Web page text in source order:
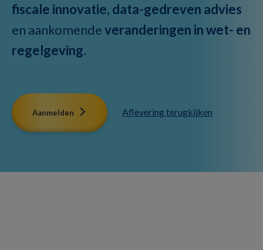
fiscale innovatie, data-gedreven advies
en aankomendeveranderingen in wet- en
regelgeving.
Aanmelden Aflevering terugkijken